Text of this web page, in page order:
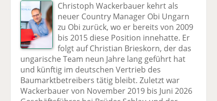
Christoph Wackerbauer kehrt als
neuer Country Manager Obi Ungarn
zu Obi zurück, wo er bereits von 2009
bis 2015 diese Position innehatte. Er
folgt auf Christian Brieskorn, der das
ungarische Team neun Jahre lang geführt hat
und künftig im deutschen Vertrieb des
Baumarktbetreibers tätig bleibt. Zuletzt war
Wackerbauer von November 2019 bis Juni 2026